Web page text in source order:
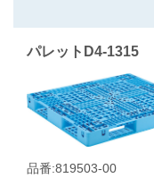
パレットD4-1315
品番:819503-00